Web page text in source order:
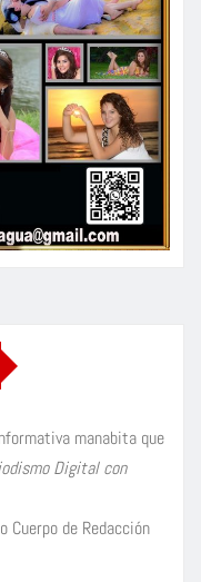
manabita que
Digital con
Cuerpo de Redacción